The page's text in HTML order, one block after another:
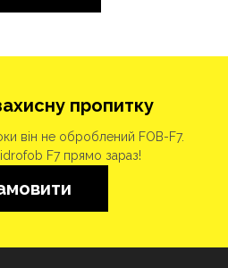
пропитку
він не оброблений FOB-F7.
F7 прямо зараз!